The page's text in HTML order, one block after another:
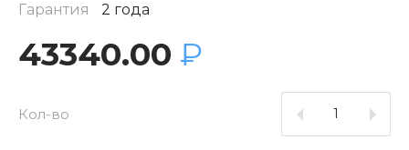
Гарантия
2 года
43340.00 ₽
Кол-во